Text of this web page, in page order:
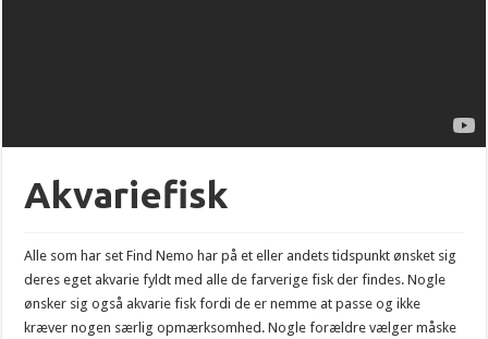
Akvariefisk
Alle som har set Find Nemo har på et eller andets tidspunkt ønsket sig
deres eget akvarie fyldt med alle de farverige fisk der findes. Nogle
ønsker sig også akvarie fisk fordi de er nemme at passe og ikke
kræver nogen særlig opmærksomhed. Nogle forældre vælger måske